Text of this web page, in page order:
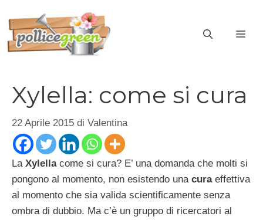
contenuto
Xylella: come si cura
22 Aprile 2015 di Valentina
La Xylellacome si cura? E’ una domanda che molti si
pongono al momento, non esistendo una curaeffettiva
al momento che sia valida scientificamente senza
ombra di dubbio. Ma c’è un gruppo di ricercatori al